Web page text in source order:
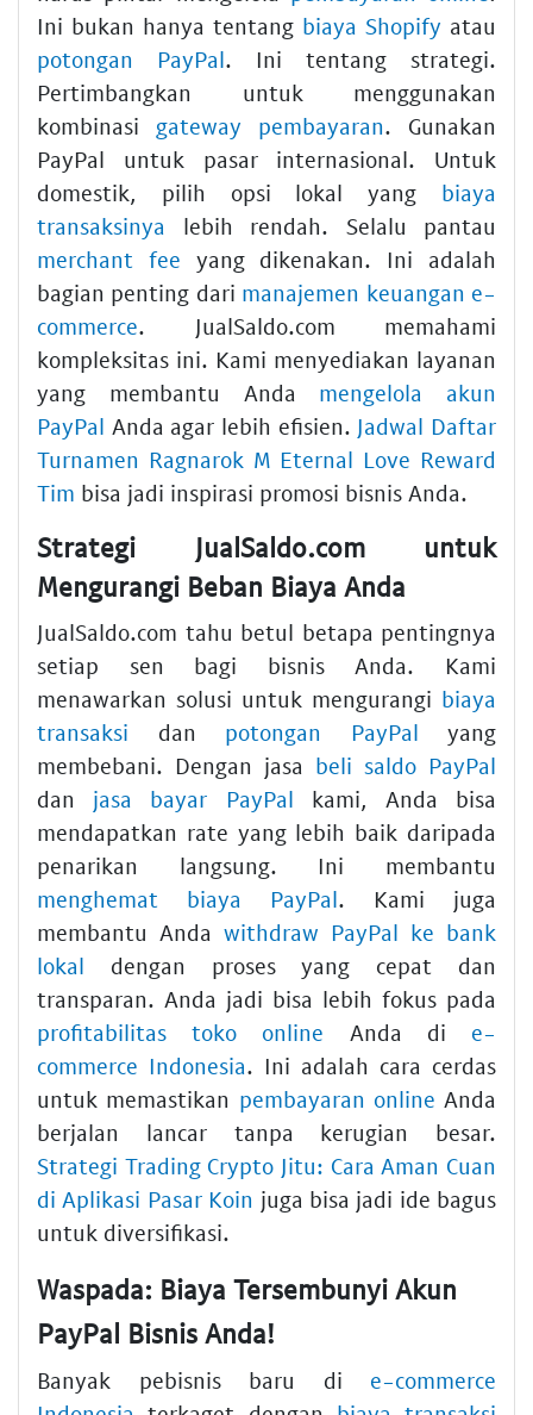
Ini bukan hanya tentang biaya Shopify atau
potongan PayPal. Ini tentang strategi.
Pertimbangkan untuk menggunakan
kombinasi gateway pembayaran. Gunakan
PayPal untuk pasar internasional. Untuk
domestik, pilih opsi lokal yang biaya
transaksinya lebih rendah. Selalu pantau
merchant fee yang dikenakan. Ini adalah
bagian penting dari manajemen keuangan e-
commerce. JualSaldo.com memahami
kompleksitas ini. Kami menyediakan layanan
yang membantu Anda mengelola akun
PayPal Anda agar lebih efisien. Jadwal Daftar
Turnamen Ragnarok M Eternal Love Reward
Tim bisa jadi inspirasi promosi bisnis Anda.
Strategi JualSaldo.com untuk
Mengurangi Beban Biaya Anda
JualSaldo.com tahu betul betapa pentingnya
setiap sen bagi bisnis Anda. Kami
menawarkan solusi untuk mengurangi biaya
transaksi dan potongan PayPal yang
membebani. Dengan jasa beli saldo PayPal
dan jasa bayar PayPal kami, Anda bisa
mendapatkan rate yang lebih baik daripada
penarikan langsung. Ini membantu
menghemat biaya PayPal. Kami juga
membantu Anda withdraw PayPal ke bank
lokal dengan proses yang cepat dan
transparan. Anda jadi bisa lebih fokus pada
profitabilitas toko online Anda di e-
commerce Indonesia. Ini adalah cara cerdas
untuk memastikan pembayaran online Anda
berjalan lancar tanpa kerugian besar.
Strategi Trading Crypto Jitu: Cara Aman Cuan
di Aplikasi Pasar Koin juga bisa jadi ide bagus
untuk diversifikasi.
Waspada: Biaya Tersembunyi Akun
PayPal Bisnis Anda!
Banyak pebisnis baru di e-commerce